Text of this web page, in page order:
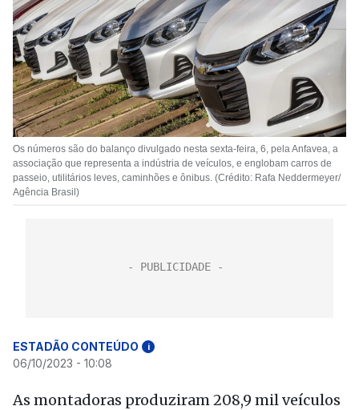
Os números são do balanço divulgado nesta sexta-feira, 6, pela Anfavea, a
associação que representa a indústria de veículos, e englobam carros de
passeio, utilitários leves, caminhões e ônibus. (Crédito: Rafa Neddermeyer/
Agência Brasil)
ESTADÃO CONTEÚDO i
06/10/2023 - 10:08
As montadoras produziram 208,9 mil veículos